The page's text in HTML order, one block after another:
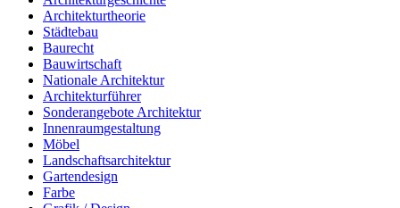
Architekturtheorie
Städtebau
Baurecht
Bauwirtschaft
Nationale Architektur
Architekturführer
Sonderangebote Architektur
Innenraumgestaltung
Möbel
Landschaftsarchitektur
Gartendesign
Farbe